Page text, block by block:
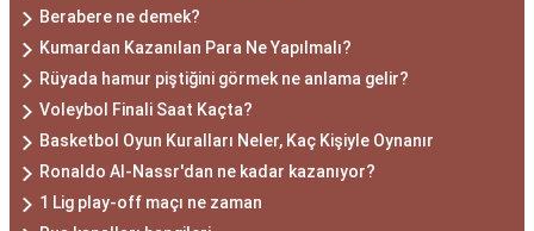
Berabere ne demek?
Kumardan Kazanılan Para Ne Yapılmalı?
Rüyada hamur piştiğini görmek ne anlama gelir?
Voleybol Finali Saat Kaçta?
Basketbol Oyun Kuralları Neler, Kaç Kişiyle Oynanır
Ronaldo Al-Nassr'dan ne kadar kazanıyor?
1 Lig play-off maçı ne zaman